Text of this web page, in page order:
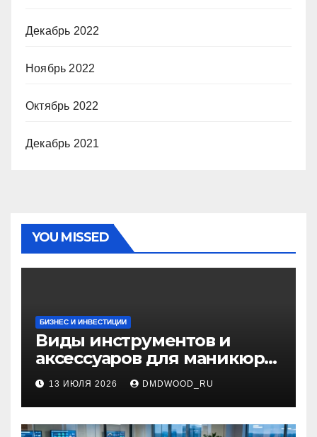
Декабрь 2022
Ноябрь 2022
Октябрь 2022
Декабрь 2021
YOU MISSED
БИЗНЕС И ИНВЕСТИЦИИ
Виды инструментов и
аксессуаров для маникюра
и педикюра
13 ИЮЛЯ 2026 DMDWOOD_RU